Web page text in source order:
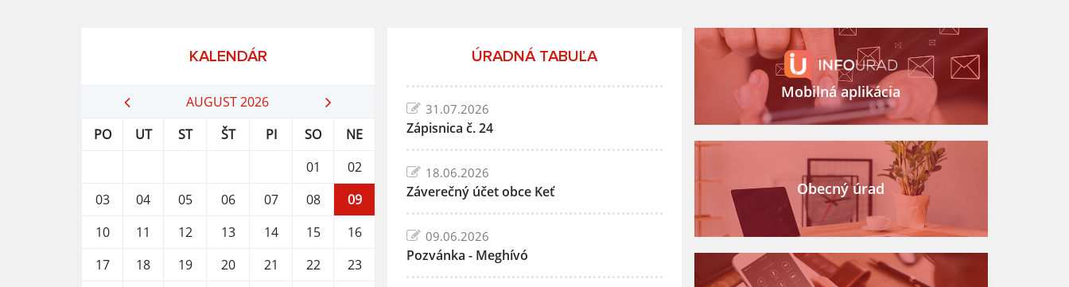
KALENDÁR
AUGUST 2026
PO
UT ST ŠT PI SO
NE
01
02
03
04 05 06 07 08
09
10
11 12 13 14 15
16
17
18 19 20 21 22
23
ÚRADNÁ TABUĽA
31.07.2026
Zápisnica č. 24
18.06.2026
Záverečný účet obce Keť
09.06.2026
Pozvánka - Meghívó
Mobilná aplikácia
Obecný úrad